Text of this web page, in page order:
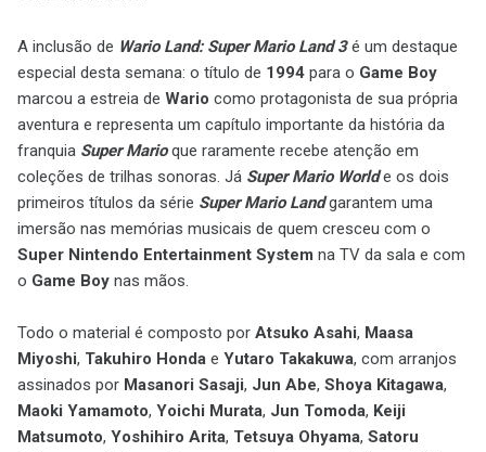
A inclusão de Wario Land: Super Mario Land 3é um destaque
especial desta semana: o título de 1994 para o Game Boy
marcou a estreia de Wario como protagonista de sua própria
aventura e representa um capítulo importante da história da
franquia Super Mario que raramente recebe atenção em
coleções de trilhas sonoras. Já Super Mario Worlde os dois
primeiros títulos da série Super Mario Landgarantem uma
imersão nas memórias musicais de quem cresceu com o
Super Nintendo Entertainment System na TV da sala e com
o Game Boy nas mãos.
Todo o material é composto por Atsuko Asahi, Maasa
Miyoshi, Takuhiro Honda e Yutaro Takakuwa, com arranjos
assinados por Masanori Sasaji, Jun Abe, Shoya Kitagawa,
Maoki Yamamoto, Yoichi Murata, Jun Tomoda, Keiji
Matsumoto, Yoshihiro Arita, Tetsuya Ohyama, Satoru